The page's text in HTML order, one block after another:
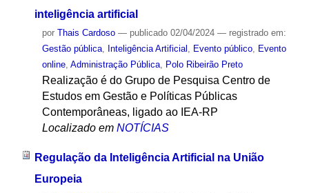
inteligência artificial
por Thais Cardoso — publicado02/04/2024 — registrado em:
Gestão pública, Inteligência Artificial Evento público,
Evento
online, Administração Pública, Polo Ribeirão Preto
Realização é do Grupo de Pesquisa Centro de
Estudos em Gestão e Políticas Públicas
Contemporâneas, ligado ao IEA-RP
Localizado em NOTÍCIAS
Regulação da Inteligência Artificial na União
Europeia